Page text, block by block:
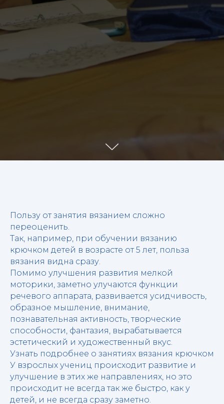
Пользу от занятия вязанием сложно
переоценить.
Так, например, при обучении вязанию
крючком детей в возрасте от 5 лет, польза
вязания видна сразу.
Помимо улучшения развития мелкой
моторики, заметно улучаются функции
речевого аппарата, развивается усидчивость,
образное мышление, внимание,
познавательная активность, творческие
способности, фантазия, вырабатывается
эстетический и художественный вкус.
Узнать подробнее о занятиях вязания крючком
У взрослых учениц происходит развитие и
улучшение в этих же направлениях, но это
происходит не всегда так же быстро, как у
детей, и не всегда сразу заметно.